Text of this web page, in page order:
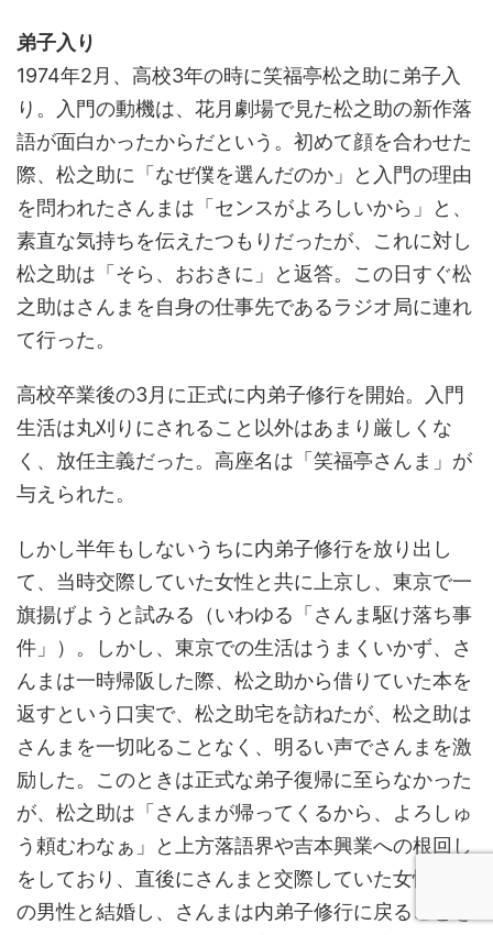
弟子入り
1974年2月、高校3年の時に笑福亭松之助に弟子入
り。入門の動機は、花月劇場で見た松之助の新作落
語が面白かったからだという。初めて顔を合わせた
際、松之助に「なぜ僕を選んだのか」と入門の理由
を問われたさんまは「センスがよろしいから」と、
素直な気持ちを伝えたつもりだったが、これに対し
松之助は「そら、おおきに」と返答。この日すぐ松
之助はさんまを自身の仕事先であるラジオ局に連れ
て行った。
高校卒業後の3月に正式に内弟子修行を開始。入門
生活は丸刈りにされること以外はあまり厳しくな
く、放任主義だった。高座名は「笑福亭さんま」が
与えられた。
しかし半年もしないうちに内弟子修行を放り出し
て、当時交際していた女性と共に上京し、東京で一
旗揚げようと試みる（いわゆる「さんま駆け落ち事
件」）。しかし、東京での生活はうまくいかず、さ
んまは一時帰阪した際、松之助から借りていた本を
返すという口実で、松之助宅を訪ねたが、松之助は
さんまを一切叱ることなく、明るい声でさんまを激
励した。このときは正式な弟子復帰に至らなかった
が、松之助は「さんまが帰ってくるから、よろしゅ
う頼むわなぁ」と上方落語界や吉本興業への根回し
をしており、直後にさんまと交際していた女性が別
の男性と結婚し、さんまは内弟子修行に戻ることを